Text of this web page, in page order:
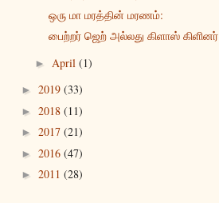
ஒரு மா மரத்தின் மரணம்:
பைற்றர் ஜெற் அல்லது கிளாஸ் கிளினர்
► April (1)
► 2019 (33)
► 2018 (11)
► 2017 (21)
► 2016 (47)
► 2011 (28)